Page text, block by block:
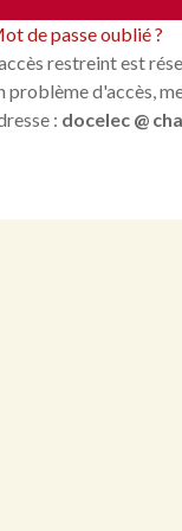
de passe oublié ?
restreint est
problème d'accès,
: docelec @